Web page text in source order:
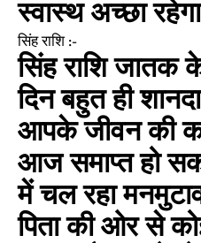
स्वास्थ अच्छा
सिंह राशि :-
सिंह राशि जातक
दिन बहुत ही
आपके जीवन की
आज समाप्त हो
में चल रहा मनमुटाव
पिता की ओर से